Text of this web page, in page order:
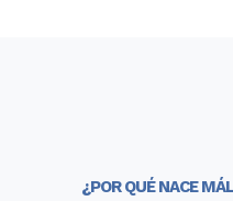
¿POR QUÉ NACE